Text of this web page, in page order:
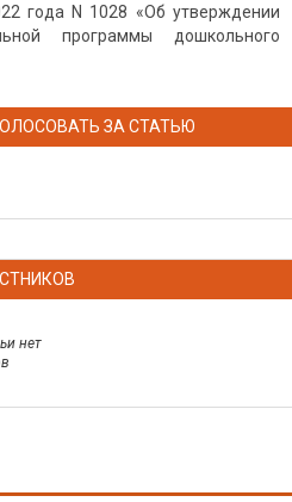
года N 1028 «Об утверждении
программы дошкольного
ЗА СТАТЬЮ
нет